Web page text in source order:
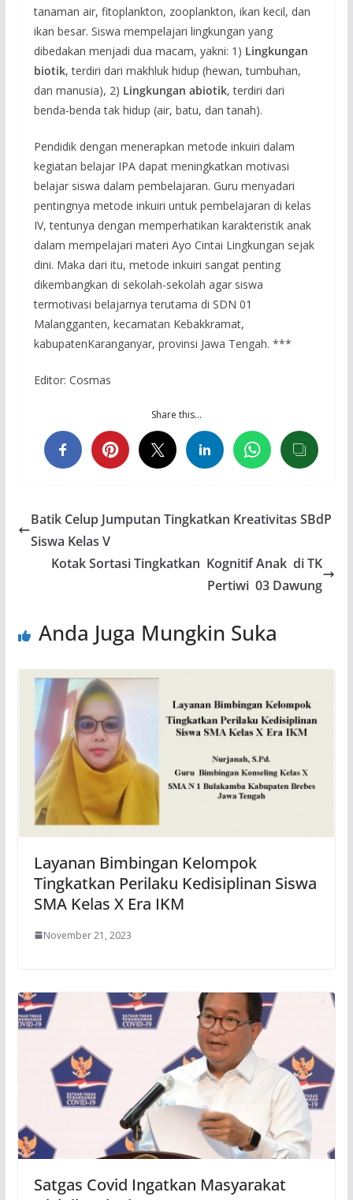
tanaman air, fitoplankton, zooplankton, ikan kecil, dan
ikan besar. Siswa mempelajari lingkungan yang
dibedakan menjadi dua macam, yakni: 1) Lingkungan
biotik, terdiri dari makhluk hidup (hewan, tumbuhan,
dan manusia), 2) Lingkungan abiotik, terdiri dari
benda-benda tak hidup (air, batu, dan tanah).
Pendidik dengan menerapkan metode inkuiri dalam
kegiatan belajar IPA dapat meningkatkan motivasi
belajar siswa dalam pembelajaran. Guru menyadari
pentingnya metode inkuiri untuk pembelajaran di kelas
IV, tentunya dengan memperhatikan karakteristik anak
dalam mempelajari materi Ayo Cintai Lingkungan sejak
dini. Maka dari itu, metode inkuiri sangat penting
dikembangkan di sekolah-sekolah agar siswa
termotivasi belajarnya terutama di SDN 01
Malangganten, kecamatan Kebakkramat,
kabupatenKaranganyar, provinsi Jawa Tengah. ***
Editor: Cosmas
Share this…
Batik Celup Jumputan Tingkatkan Kreativitas SBdP
Siswa Kelas V
Kotak Sortasi Tingkatkan Kognitif Anak di TK
Pertiwi 03 Dawung
Anda Juga Mungkin Suka
Layanan Bimbingan Kelompok
Tingkatkan Perilaku Kedisiplinan Siswa
SMA Kelas X Era IKM
November 21, 2023
Satgas Covid Ingatkan Masyarakat